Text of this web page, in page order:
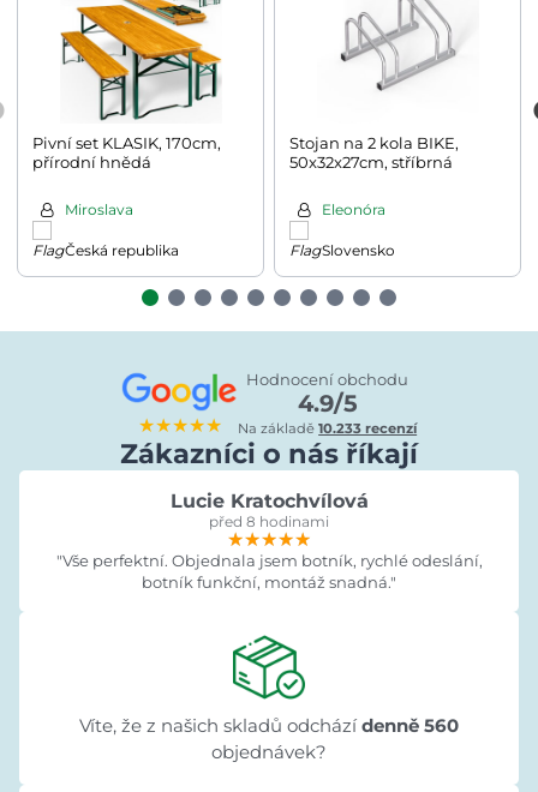
Pivní set KLASIK, 170cm,
přírodní hnědá
Miroslava
Česká republika
Stojan na 2 kola BIKE,
50x32x27cm, stříbrná
Eleonóra
Slovensko
★★★★★
Hodnocení obchodu
4.9/5
Na základě10.233 recenzí
Zákazníci o nás říkají
Lucie Kratochvílová
před 8 hodinami
★★★★★
★★★★★
★★★★★
"Vše perfektní. Objednala jsem botník, rychlé odeslání,
botník funkční, montáž snadná."
Víte, že z našich skladů odchází denně 560
objednávek?